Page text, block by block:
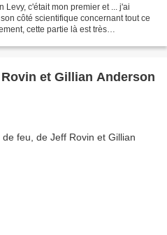
c'était mon premier et ... j'ai
côté scientifique concernant tout ce
cette partie là est très
et Gillian Anderson